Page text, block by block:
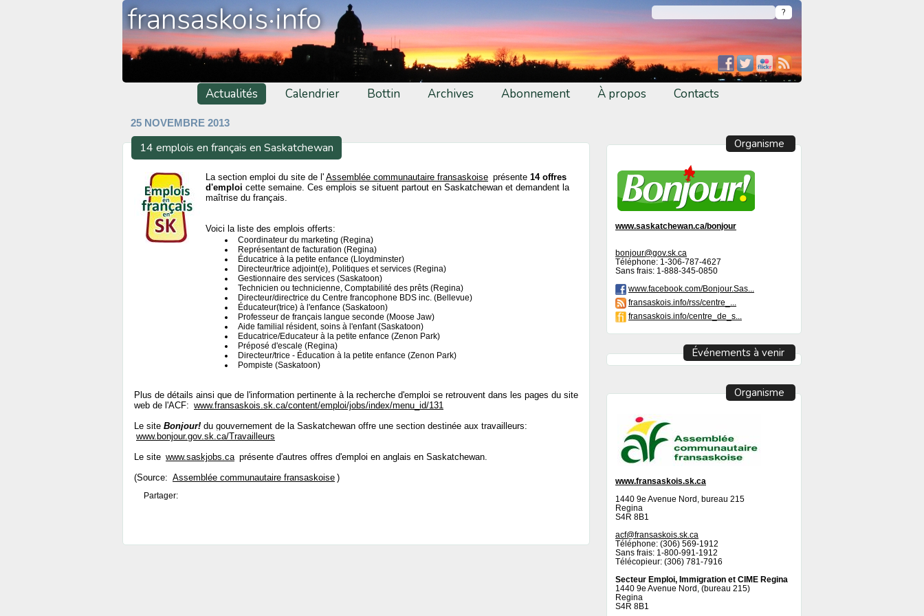
fransaskois·info
Actualités Calendrier Bottin Archives Abonnement À propos Contacts
25 NOVEMBRE 2013
14 emplois en français en Saskatchewan
La section emploi du site de l' Assemblée communautaire fransaskoise présente 14 offres
d'emploi cette semaine. Ces emplois se situent partout en Saskatchewan et demandent la
maîtrise du français.
Voici la liste des emplois offerts:
Coordinateur du marketing (Regina)
Représentant de facturation (Regina)
Éducatrice à la petite enfance (Lloydminster)
Directeur/trice adjoint(e), Politiques et services (Regina)
Gestionnaire des services (Saskatoon)
Technicien ou technicienne, Comptabilité des prêts (Regina)
Directeur/directrice du Centre francophone BDS inc. (Bellevue)
Éducateur(trice) à l'enfance (Saskatoon)
Professeur de français langue seconde (Moose Jaw)
Aide familial résident, soins à l'enfant (Saskatoon)
Educatrice/Educateur à la petite enfance (Zenon Park)
Préposé d'escale (Regina)
Directeur/trice - Éducation à la petite enfance (Zenon Park)
Pompiste (Saskatoon)
Plus de détails ainsi que de l'information pertinente à la recherche d'emploi se retrouvent dans les pages du site
web de l'ACF: www.fransaskois.sk.ca/content/emploi/jobs/index/menu_id/131
Le site Bonjour! du gouvernement de la Saskatchewan offre une section destinée aux travailleurs:
www.bonjour.gov.sk.ca/Travailleurs
Le site www.saskjobs.ca présente d'autres offres d'emploi en anglais en Saskatchewan.
(Source: Assemblée communautaire fransaskoise )
Partager:
Organisme
www.saskatchewan.ca/bonjour
bonjour@gov.sk.ca
Téléphone: 1-306-787-4627
Sans frais: 1-888-345-0850
www.facebook.com/Bonjour.Sas...
fransaskois.info/rss/centre_...
fransaskois.info/centre_de_s...
Événements à venir
Organisme
www.fransaskois.sk.ca
1440 9e Avenue Nord, bureau 215
Regina
S4R 8B1
acf@fransaskois.sk.ca
Téléphone: (306) 569-1912
Sans frais: 1-800-991-1912
Télécopieur: (306) 781-7916
Secteur Emploi, Immigration et CIME Regina
1440 9e Avenue Nord, (bureau 215)
Regina
S4R 8B1